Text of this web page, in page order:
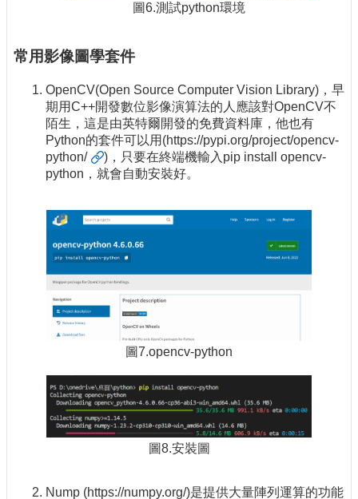
圖6.測試python環境
常用影像圖學套件
OpenCV(Open Source Computer Vision Library)，早
期用C++開發數位影像演算法的人應該對OpenCV不
陌生，這是由英特爾開發的免費資料庫，他也有
Python的套件可以用(https://pypi.org/project/opencv-
python/
)，只要在終端機輸入pip install opencv-
python，就會自動安裝好。
圖7.opencv-python
圖8.安裝圖
Nump (https://numpy.org/)是提供大量陣列運算的功能